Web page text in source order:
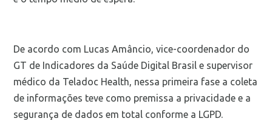
De acordo com Lucas Amâncio, vice-coordenador do
GT de Indicadores da Saúde Digital Brasil e supervisor
médico da Teladoc Health, nessa primeira fase a coleta
de informações teve como premissa a privacidade e a
segurança de dados em total conforme a LGPD.